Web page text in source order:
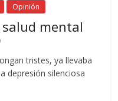
Opinión
mental
tristes, ya llevaba
depresión silenciosa